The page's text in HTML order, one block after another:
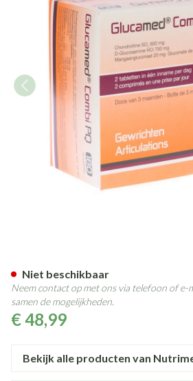
€ 48,99
Niet beschikbaar
Neem contact op met ons via telefoon of e-
samen de mogelijkheden.
Bekijk alle producten van